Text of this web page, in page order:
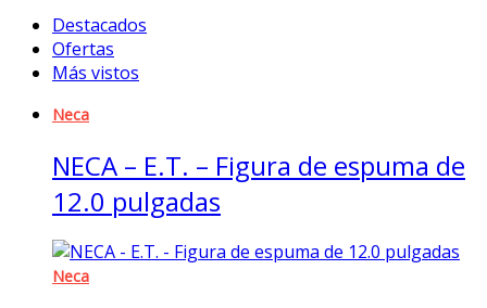
Destacados
Ofertas
Más vistos
Neca
NECA – E.T. – Figura de espuma de
12.0 pulgadas
Neca